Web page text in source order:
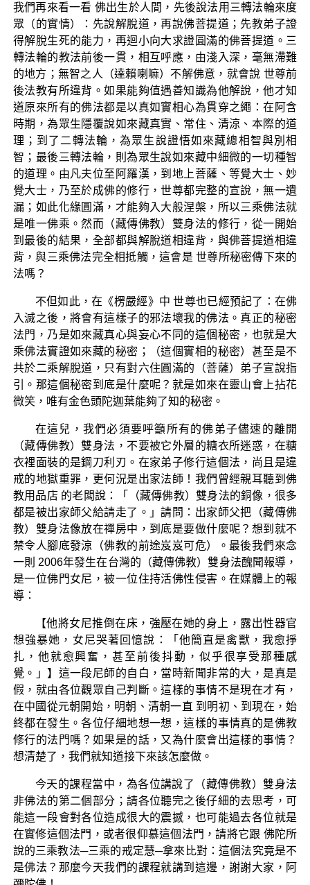
我們再來看一看 佛出生於人間，先後說法用三轉法輪來度
眾（的實情）：先說解脫道，再說佛菩提道；先教弟子證
得解脫生死的能力，再迴小向大求證圓滿的佛菩提道。三
轉法輪的教法前後一貫，相互呼應，由淺入深，毫無滯難
的地方；無智之人（達賴喇嘛）不解佛意，就會說 世尊前
後法教有所違背。如果能夠值遇善知識為他解說，他才知
道原來所有的佛法都是以真如實相心為貫穿之繩：在阿含
時期，為眾生隱覆說如來藏真實、常住、清涼、本際的道
理；到了二轉法輪，為眾生說證悟如來藏總相智與別相
智；最後三轉法輪，則為眾生說如來藏中細微的一切種智
的道理。由凡夫位至阿羅漢，到地上菩薩、等覺大士、妙
覺大士，乃至於成佛的修行，世尊都完整的宣說，無一遺
漏；如此化緣圓滿，才能夠入大般涅槃，所以三乘佛法就
是唯一佛乘。然而（藏傳佛教）雙身法的修行，從一開始
到最後的結果，全部都與解脫道相違背，與佛菩提道相違
背，與三乘佛法完全相抵觸，這會是 世尊所秘密傳下來的
法嗎？
不但如此，在《楞嚴經》中 世尊也已經預記了：在佛
入滅之後，將會有這樣子的邪法壞我的佛法。真正的秘密
法門，乃是如來藏真心與妄心不同的這個秘密，也就是大
乘佛法實證如來藏的秘密；（這個實相的秘密）甚至是不
共於二乘解脫道，只有對六住圓滿的（菩薩）弟子宣說指
引。那這個秘密到底是什麼呢？就是如來在靈山會上拈花
微笑，唯有金色頭陀迦葉能夠了知的秘密。
在這兒，我們必須要呼籲所有的佛弟子儘速的離開
（藏傳佛教）雙身法，不要被它外層的糖衣所迷惑，在糖
衣裡面裝的是鋼刀利刃。在家弟子修行這個法，尚且是違
戒的地獄重罪，更何況是出家法師！我們曾經親耳聽到佛
教用品店 的老闆說：「（藏傳佛教）雙身法的銅像，很多
都是被出家師父給請走了。」請問：出家師父把（藏傳佛
教）雙身法像放在禪房中，到底是要做什麼呢？想到就不
禁令人腳底發涼（佛教的前途岌岌可危）。最後我們來念
一則 2006年發生在台灣的（藏傳佛教）雙身法醜聞報導，
是一位佛門女尼，被一位住持活佛性侵害。在媒體上的報
導：
【他將女尼推倒在床，強壓在她的身上，露出性器官
想強暴她，女尼哭著回憶說：「他簡直是禽獸，我愈掙
扎，他就愈興奮，甚至前後抖動，似乎很享受那種感
覺。」】這一段尼師的自白，當時新聞非常的大，是真是
假，就由各位觀眾自己判斷。這樣的事情不是現在才有，
在中國從元朝開始，明朝、清朝一直 到明初、到現在，始
終都在發生。各位仔細地想一想，這樣的事情真的是佛教
修行的法門嗎？如果是的話，又為什麼會出這樣的事情？
想清楚了，我們就知道接下來該怎麼做。
今天的課程當中，為各位講說了（藏傳佛教）雙身法
非佛法的第二個部分；請各位聽完之後仔細的去思考，可
能這一段會對各位造成很大的震撼，也可能過去各位就是
在實修這個法門，或者很仰慕這個法門，請將它跟 佛陀所
說的三乘教法─三乘的戒定慧─拿來比對：這個法究竟是不
是佛法？那麼今天我們的課程就講到這邊，謝謝大家，阿